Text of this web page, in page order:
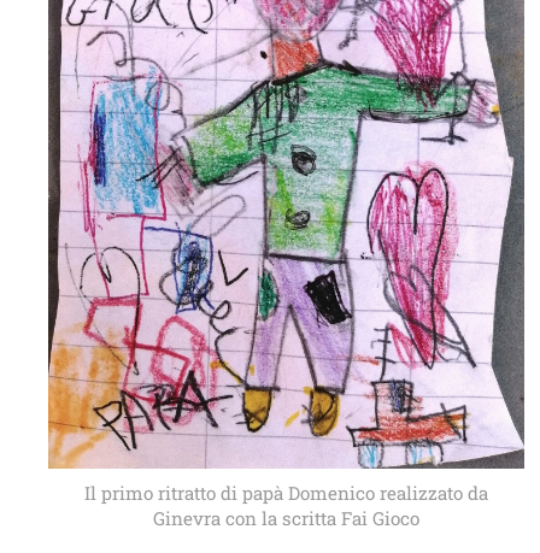
Il primo ritratto di papà Domenico realizzato da
Ginevra con la scritta Fai Gioco